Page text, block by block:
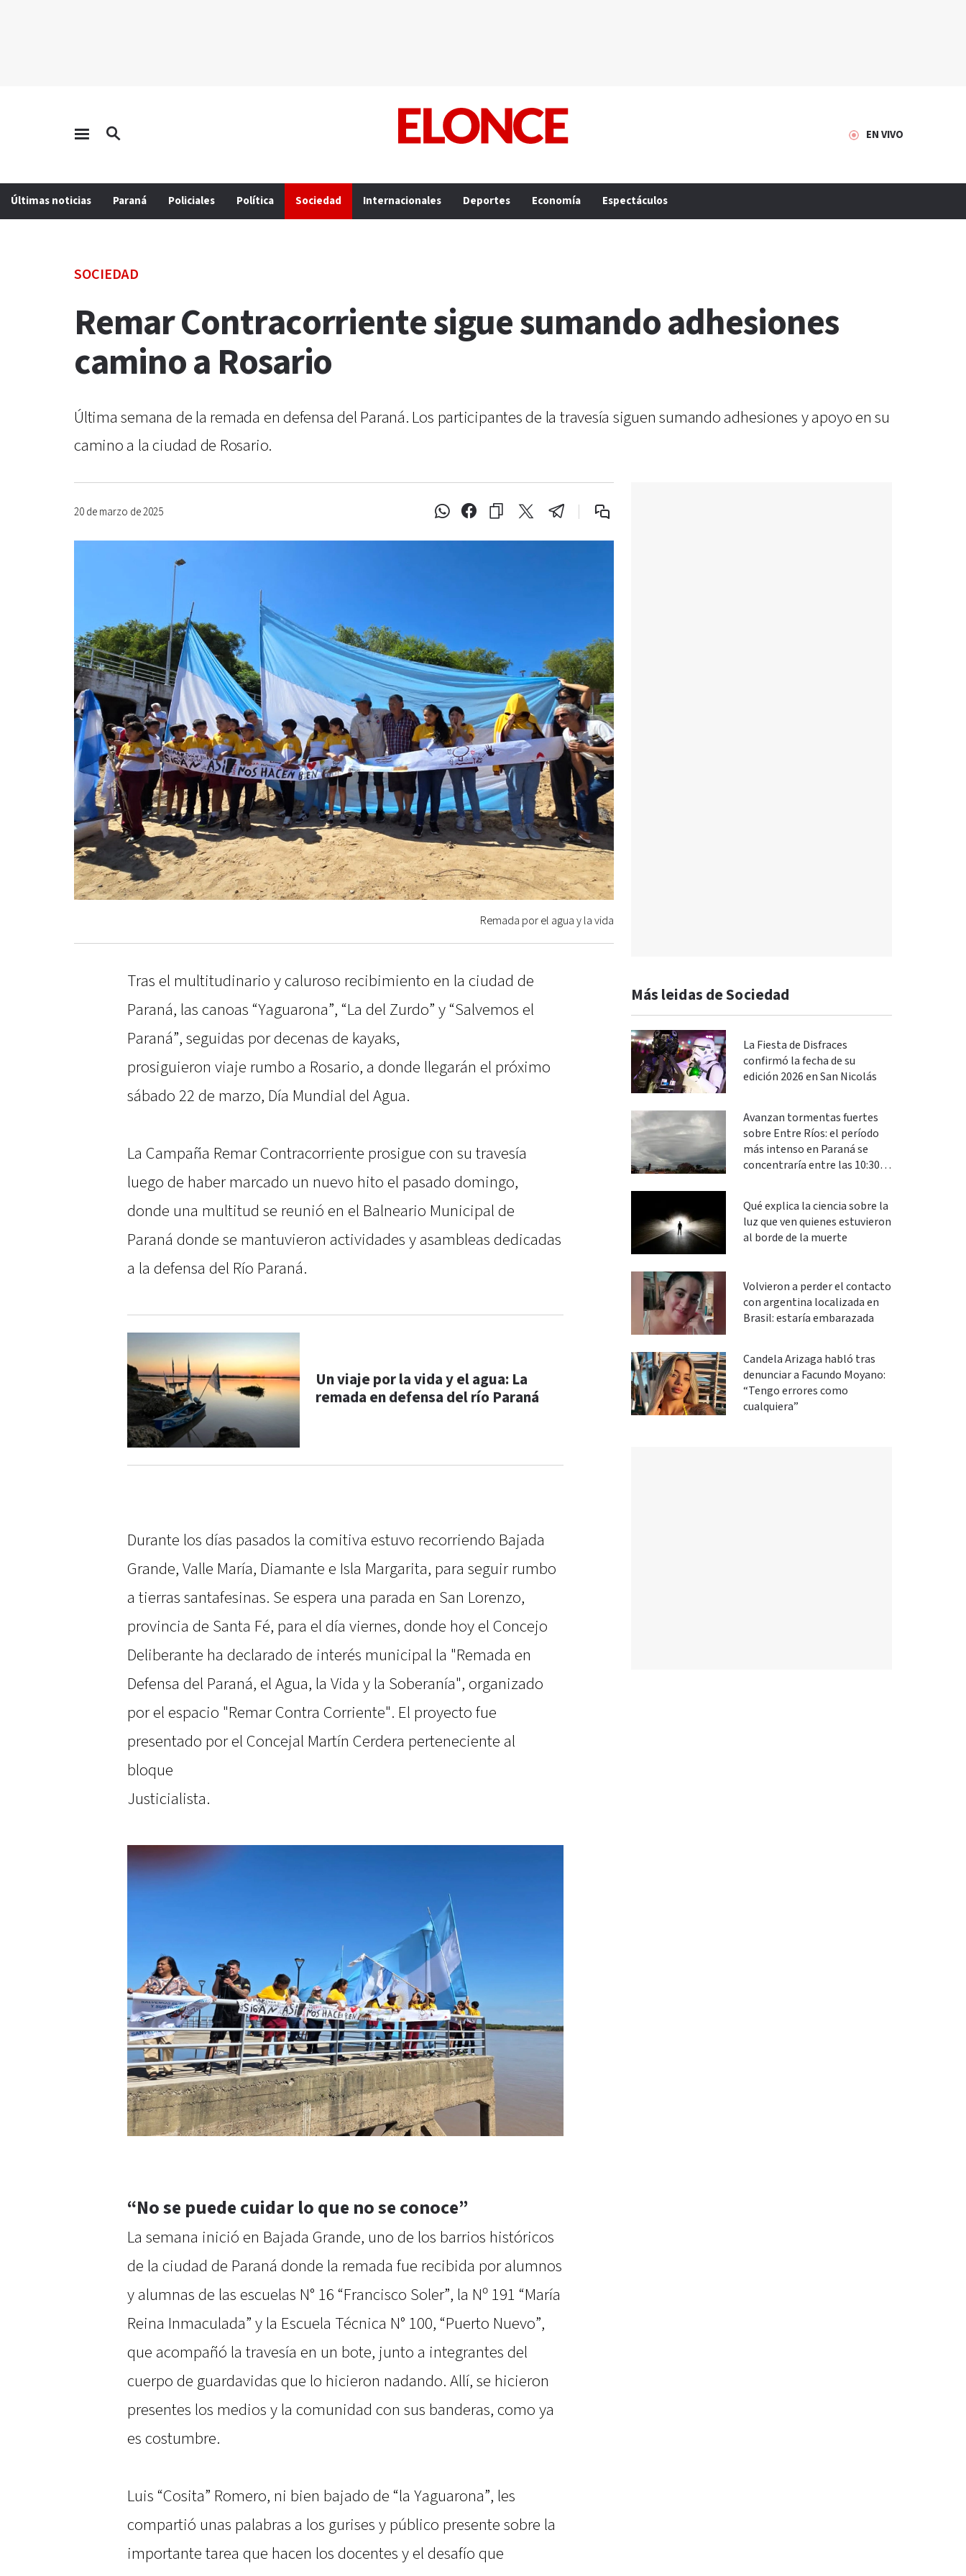
EN VIVO
Últimas noticias Paraná Policiales Política Sociedad Internacionales Deportes Economía Espectáculos
SOCIEDAD
Remar Contracorriente sigue sumando adhesiones
camino a Rosario
Última semana de la remada en defensa del Paraná. Los participantes de la travesía siguen sumando adhesiones y apoyo en su
camino a la ciudad de Rosario.
20 de marzo de 2025
Remada por el agua y la vida
Tras el multitudinario y caluroso recibimiento en la ciudad de
Paraná, las canoas “Yaguarona”, “La del Zurdo” y “Salvemos el
Paraná”, seguidas por decenas de kayaks,
prosiguieron viaje rumbo a Rosario, a donde llegarán el próximo
sábado 22 de marzo, Día Mundial del Agua.
La Campaña Remar Contracorriente prosigue con su travesía
luego de haber marcado un nuevo hito el pasado domingo,
donde una multitud se reunió en el Balneario Municipal de
Paraná donde se mantuvieron actividades y asambleas dedicadas
a la defensa del Río Paraná.
Un viaje por la vida y el agua: La
remada en defensa del río Paraná
Durante los días pasados la comitiva estuvo recorriendo Bajada
Grande, Valle María, Diamante e Isla Margarita, para seguir rumbo
a tierras santafesinas. Se espera una parada en San Lorenzo,
provincia de Santa Fé, para el día viernes, donde hoy el Concejo
Deliberante ha declarado de interés municipal la "Remada en
Defensa del Paraná, el Agua, la Vida y la Soberanía", organizado
por el espacio "Remar Contra Corriente". El proyecto fue
presentado por el Concejal Martín Cerdera perteneciente al
bloque
Justicialista.
“No se puede cuidar lo que no se conoce”
La semana inició en Bajada Grande, uno de los barrios históricos
de la ciudad de Paraná donde la remada fue recibida por alumnos
y alumnas de las escuelas N° 16 “Francisco Soler”, la Nº 191 “María
Reina Inmaculada” y la Escuela Técnica N° 100, “Puerto Nuevo”,
que acompañó la travesía en un bote, junto a integrantes del
cuerpo de guardavidas que lo hicieron nadando. Allí, se hicieron
presentes los medios y la comunidad con sus banderas, como ya
es costumbre.
Luis “Cosita” Romero, ni bien bajado de “la Yaguarona”, les
compartió unas palabras a los gurises y público presente sobre la
importante tarea que hacen los docentes y el desafío que
Más leidas de Sociedad
La Fiesta de Disfraces
confirmó la fecha de su
edición 2026 en San Nicolás
Avanzan tormentas fuertes
sobre Entre Ríos: el período
más intenso en Paraná se
concentraría entre las 10:30 y
Qué explica la ciencia sobre la
luz que ven quienes estuvieron
al borde de la muerte
Volvieron a perder el contacto
con argentina localizada en
Brasil: estaría embarazada
Candela Arizaga habló tras
denunciar a Facundo Moyano:
“Tengo errores como
cualquiera”